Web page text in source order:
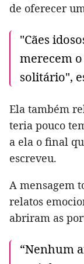
de oferecer
"Cães
merecem
solitário",
Ela também
teria pouco
a ela o final
escreveu.
A mensagem
relatos
abriram as
“Nenhum